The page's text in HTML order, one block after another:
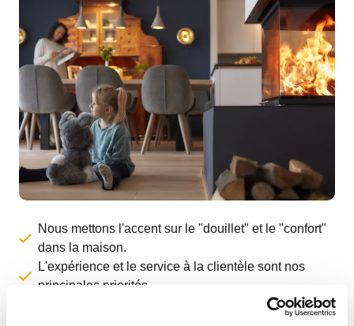
Nous mettons l'accent sur le "douillet" et le "confort"
dans la maison.
L'expérience et le service à la clientèle sont nos
principales priorités.
Nous sommes innovants, progressistes et efficaces